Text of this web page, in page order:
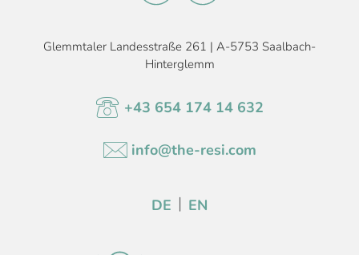
Glemmtaler Landesstraße 261 | A-5753 Saalbach-
Hinterglemm
+43 654 174 14 632
info@the-resi.com
DE EN